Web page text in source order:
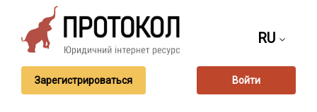
RU
Зарегистрироваться Войти